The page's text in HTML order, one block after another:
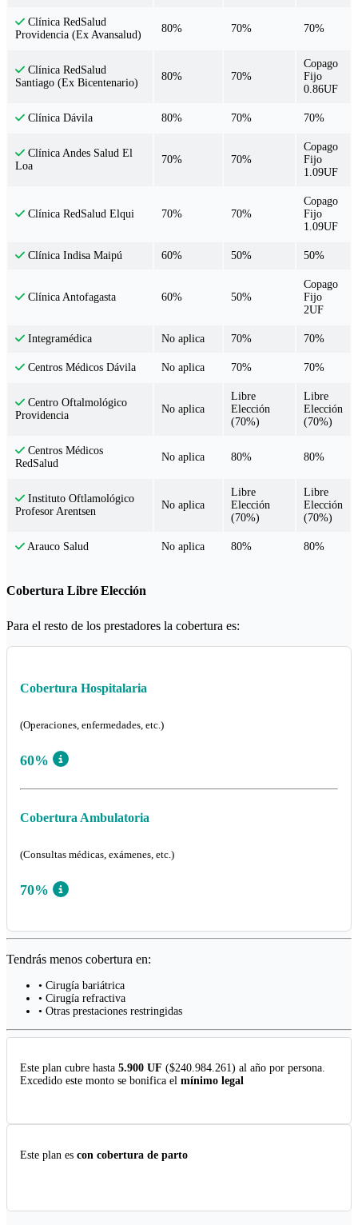
Clínica RedSalud
Providencia (Ex Avansalud)
80% 70% 70%
Clínica RedSalud
Santiago (Ex Bicentenario)
80% 70%
Copago
Fijo
0.86UF
Clínica Dávila 80% 70% 70%
Clínica Andes Salud El
Loa
70% 70%
Copago
Fijo
1.09UF
Clínica RedSalud Elqui 70% 70%
Copago
Fijo
1.09UF
Clínica Indisa Maipú 60% 50% 50%
Clínica Antofagasta 60% 50%
Copago
Fijo
2UF
Integramédica No aplica 70% 70%
Centros Médicos Dávila No aplica 70% 70%
Centro Oftalmológico
Providencia
No aplica
Libre
Elección
(70%)
Libre
Elección
(70%)
Centros Médicos
RedSalud
No aplica 80% 80%
Instituto Oftlamológico
Profesor Arentsen
No aplica
Libre
Elección
(70%)
Libre
Elección
(70%)
Arauco Salud No aplica 80% 80%
Cobertura Libre Elección
Para el resto de los prestadores la cobertura es:
Cobertura Hospitalaria
(Operaciones, enfermedades, etc.)
60%
Cobertura Ambulatoria
(Consultas médicas, exámenes, etc.)
70%
Tendrás menos cobertura en:
• Cirugía bariátrica
• Cirugía refractiva
• Otras prestaciones restringidas
Este plan cubre hasta 5.900 UF ($240.984.261) al año por persona.
Excedido este monto se bonifica el mínimo legal
Este plan es con cobertura de parto